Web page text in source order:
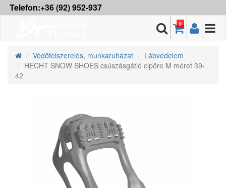
Telefon:+36 (92) 952-937
0
Védőfelszerelés, munkaruházat
Lábvédelem
HECHT SNOW SHOES csúszásgátló cipőre M méret 39-
42